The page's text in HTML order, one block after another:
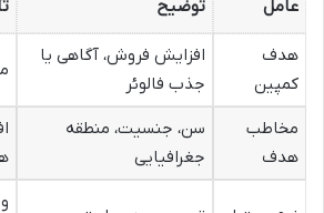
عامل توضیح
هدف
کمپین
افزایش فروش، آگاهی یا
جذب فالوئر
مخاطب
هدف
سن، جنسیت، منطقه
جغرافیایی